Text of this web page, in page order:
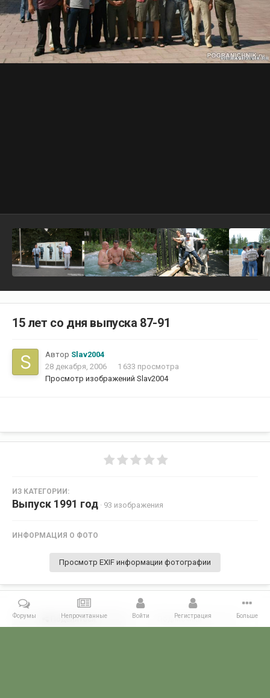
15 лет со дня выпуска 87-91
Автор Slav2004
28 декабря, 2006
1 633 просмотра
Просмотр изображений Slav2004
ИЗ КАТЕГОРИИ:
Выпуск 1991 год · 93 изображения
ИНФОРМАЦИЯ О ФОТО
Просмотр EXIF информации фотографии
Поделиться Подписчики 0
Форумы Непрочитанные Войти Регистрация Больше